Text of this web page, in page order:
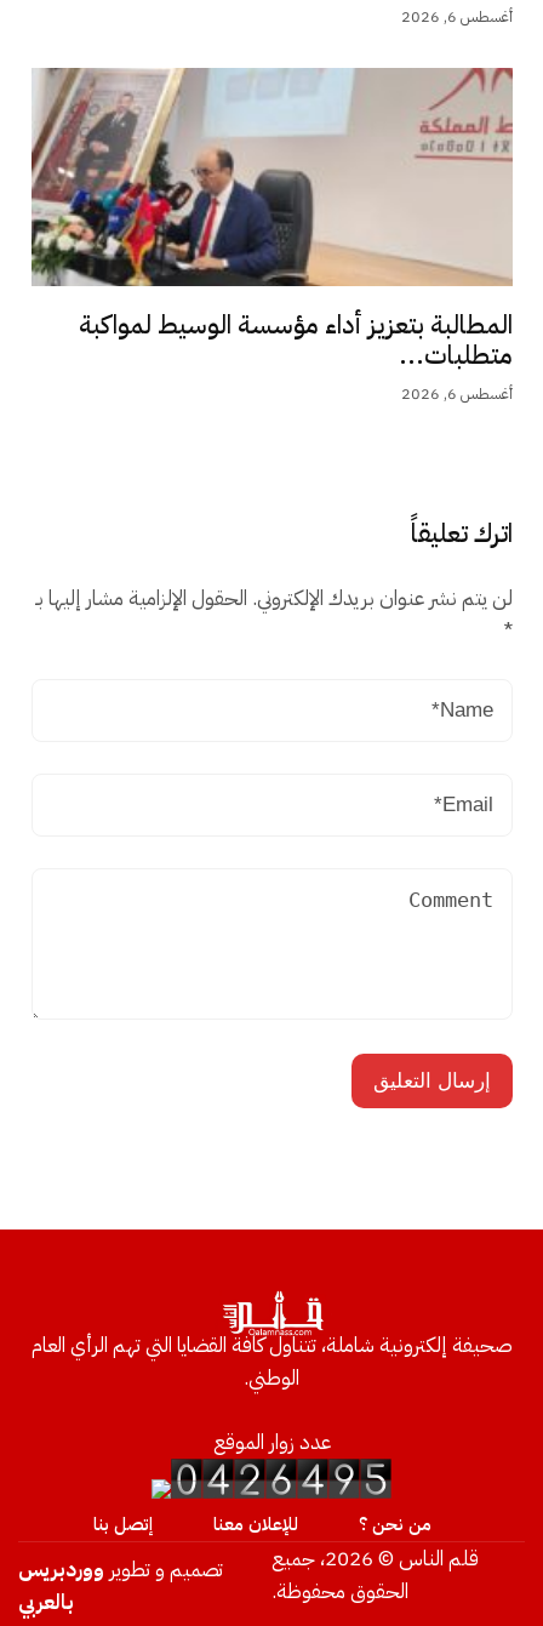
أغسطس 6, 2026
المطالبة بتعزيز أداء مؤسسة الوسيط لمواكبة
متطلبات...
أغسطس 6, 2026
اترك تعليقاً
لن يتم نشر عنوان بريدك الإلكتروني. الحقول الإلزامية مشار إليها بـ
*
صحيفة إلكترونية شاملة، تتناول كافة القضايا التي تهم الرأي العام
الوطني.
عدد زوار الموقع
من نحن ؟ للإعلان معنا إتصل بنا
قلم الناس © 2026، جميع
الحقوق محفوظة.
تصميم و تطوير ووردبريس
بالعربي